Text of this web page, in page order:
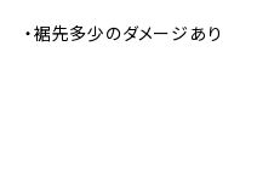
・裾先多少のダメージあり